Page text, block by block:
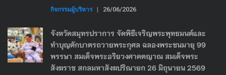
กิจกรรมผู้บริหาร | 26/06/2026
จังหวัดสมุทรปราการ จัดพิธีเจริญพระพุทธมนต์และ
ทำบุญตักบาตรถวายพระกุศล ฉลองพระชนมายุ 99
พรรษา สมเด็จพระอริยวงศาคตญาณ สมเด็จพระ
สังฆราช สกลมหาสังฆปริณายก 26 มิถุนายน 2569